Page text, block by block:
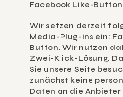
Facebook Like-Button
Wir setzen derzeit
Media-Plug-ins ein:
Button. Wir nutzen
Zwei-Klick-Lösung.
Sie unsere Seite
zunächst keine
Daten an die Anbieter